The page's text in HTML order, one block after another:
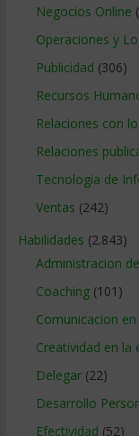
Negocios Online
Operaciones y
Publicidad (306)
Recursos
Relaciones con
Relaciones
Tecnologia de
Ventas (242)
Habilidades (2.843)
Administracion
Coaching(101)
Comunicacion
Creatividad en la
Delegar(22)
Desarrollo
Efectividad (52)